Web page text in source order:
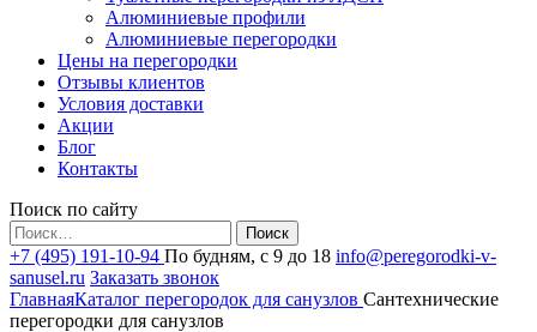
Алюминиевые профили
Алюминиевые перегородки
Цены на перегородки
Отзывы клиентов
Условия доставки
Акции
Блог
Контакты
Поиск по сайту
Найти:
+7 (495) 191-10-94 По будням, с 9 до 18 info@peregorodki-v-
sanusel.ru Заказать звонок
ГлавнаяКаталог перегородок для санузлов Сантехнические
перегородки для санузлов